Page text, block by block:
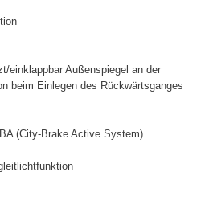
einklappbar Außenspiegel an der
beim Einlegen des Rückwärtsganges
(City-Brake Active System)